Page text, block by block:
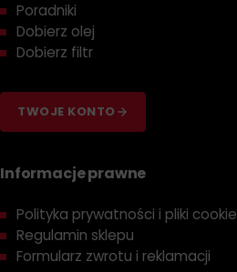
Poradniki
Dobierz olej
Dobierz filtr
TWOJE KONTO
Informacje prawne
Polityka prywatności i pliki cookie
Regulamin sklepu
Formularz zwrotu i reklamacji